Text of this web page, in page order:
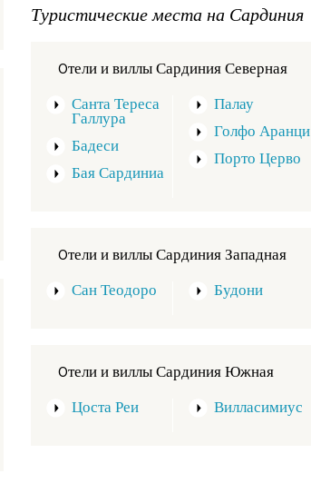
Туристические места на Сардиния
Oтели и виллы Сардиния Северная
Санта Тереса
Галлура
Бадеси
Бая Сардиниа
Палау
Голфо Аранци
Порто Церво
Oтели и виллы Сардиния Западная
Сан Теодоро Будони
Oтели и виллы Сардиния Южная
Цоста Реи Вилласимиус